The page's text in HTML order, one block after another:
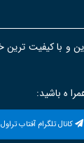
و با کیفیت
ه باشید:
کانال تلگرام آفتاب تراول